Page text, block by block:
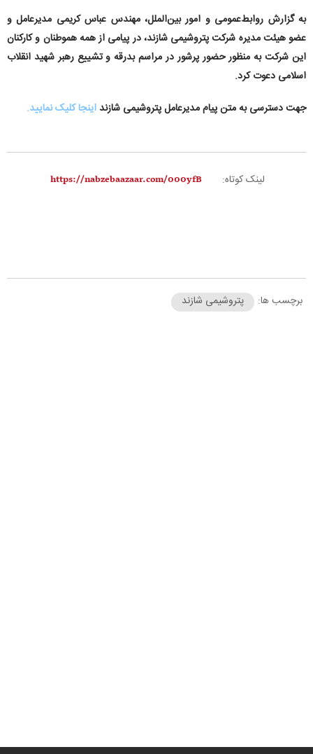
به گزارش روابط‌عمومی و امور بین‌الملل، مهندس عباس کریمی مدیرعامل و
عضو هیئت مدیره شرکت پتروشیمی شازند، در پیامی از همه هموطنان و کارکنان
این شرکت به منظور حضور پرشور در مراسم بدرقه و تشییع رهبر شهید انقلاب
اسلامی دعوت کرد.
جهت دسترسی به متن پیام مدیرعامل پتروشیمی شازنداینجا کلیک نمایید.
لینک کوتاه:
برچسب ها: پتروشیمی شازند